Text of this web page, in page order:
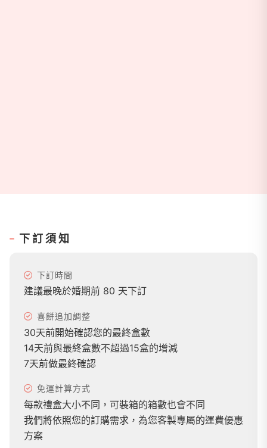
下訂須知
下訂時間
建議最晚於婚期前 80 天下訂
喜餅追加調整
30天前開始確認您的最終盒數
14天前與最終盒數不超過15盒的增減
7天前做最終確認
免運計算方式
每款禮盒大小不同，可裝箱的箱數也會不同
我們將依照您的訂購需求，為您客製專屬的運費優惠
方案